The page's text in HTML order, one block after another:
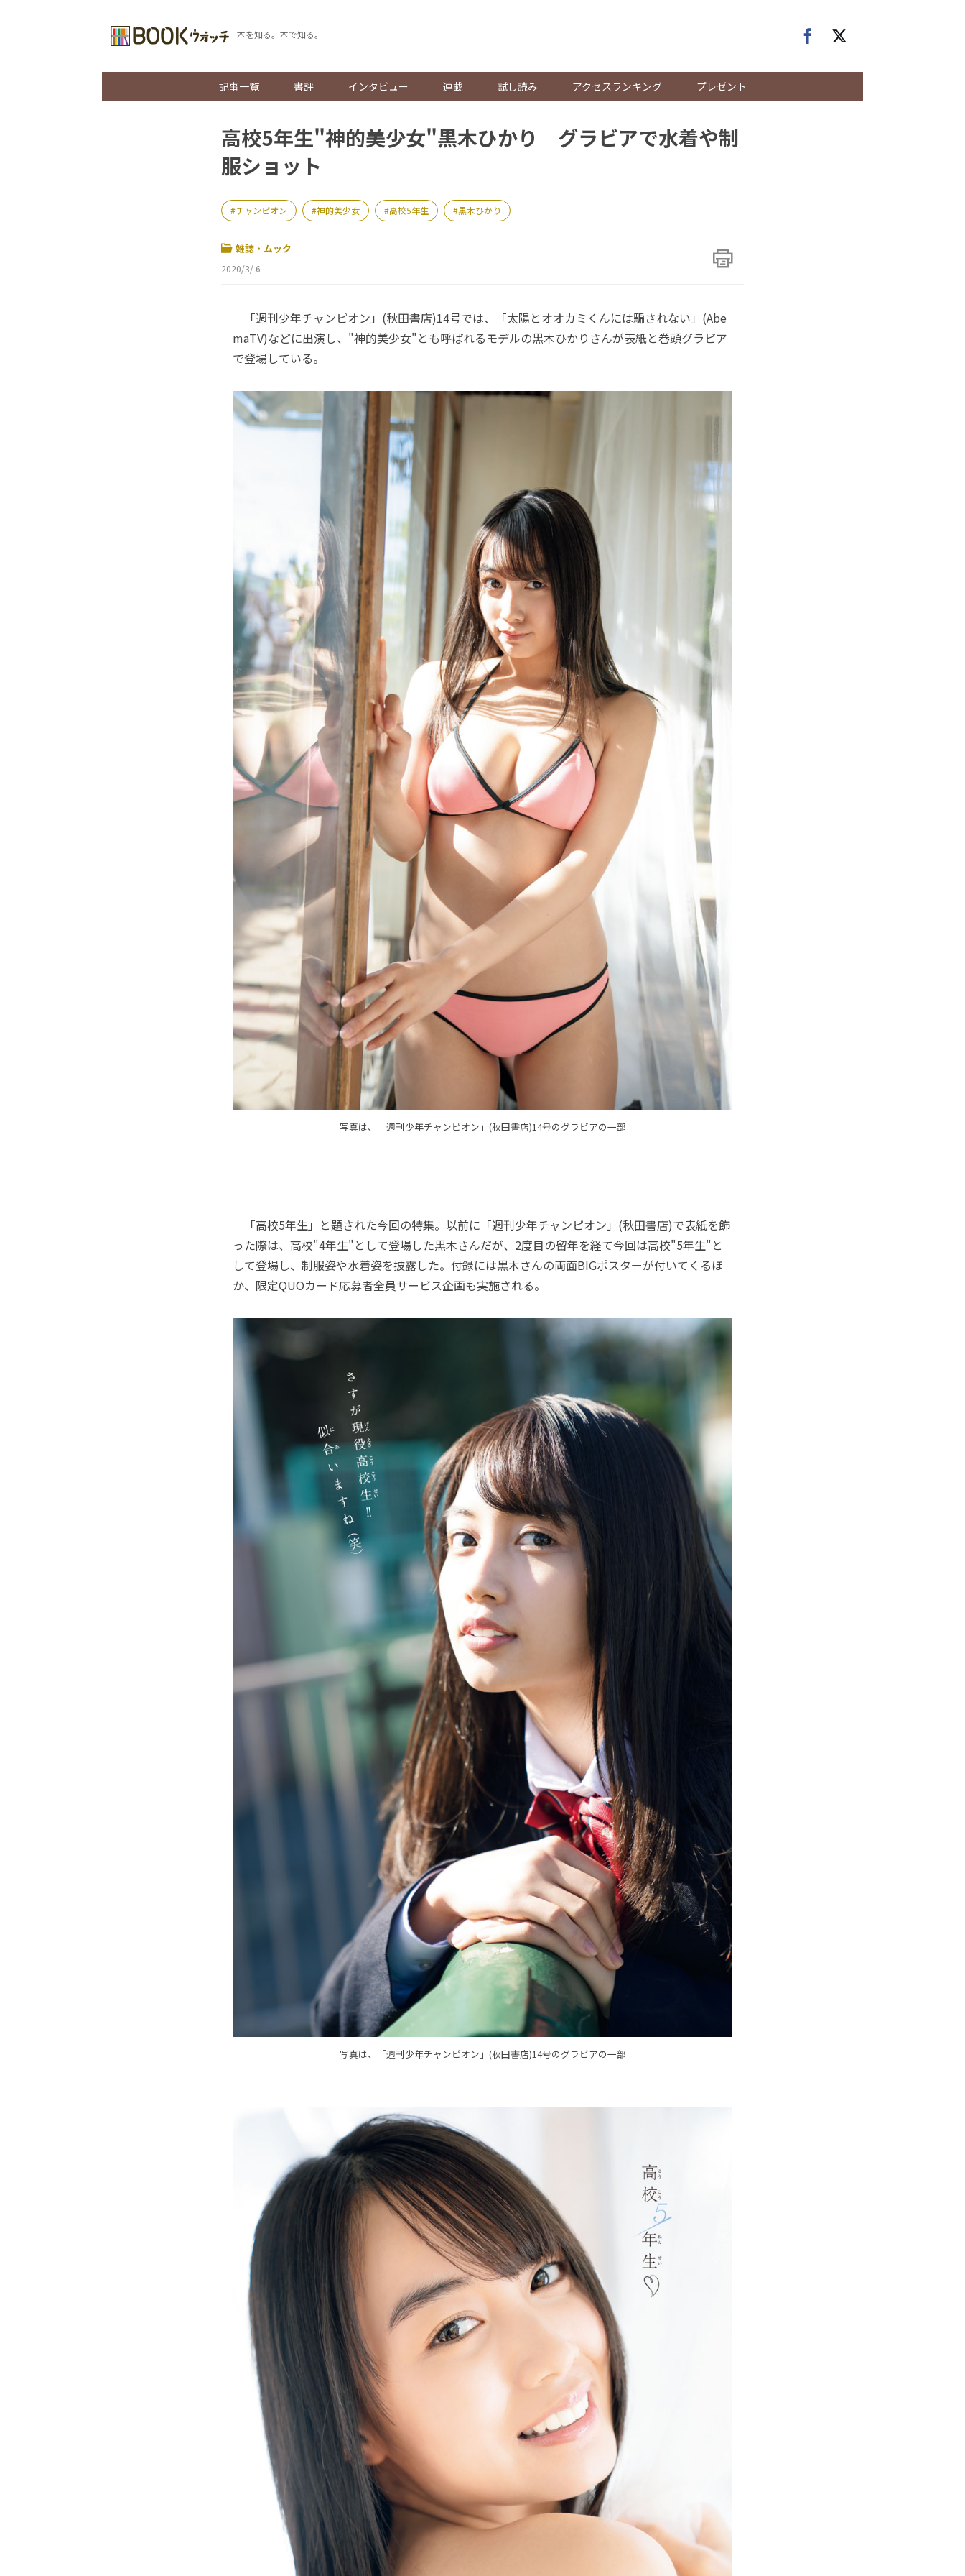
本を知る。本で知る。
記事一覧 書評 インタビュー 連載 試し読み アクセスランキング プレゼント
高校5年生"神的美少女"黒木ひかり グラビアで水着や制
服ショット
チャンピオン 神的美少女 高校5年生 黒木ひかり
雑誌・ムック
2020/3/ 6
「週刊少年チャンピオン」(秋田書店)14号では、「太陽とオオカミくんには騙されない」(Abe
maTV)などに出演し、"神的美少女"とも呼ばれるモデルの黒木ひかりさんが表紙と巻頭グラビア
で登場している。
写真は、「週刊少年チャンピオン」(秋田書店)14号のグラビアの一部
「高校5年生」と題された今回の特集。以前に「週刊少年チャンピオン」(秋田書店)で表紙を飾
った際は、高校"4年生"として登場した黒木さんだが、2度目の留年を経て今回は高校"5年生"と
して登場し、制服姿や水着姿を披露した。付録には黒木さんの両面BIGポスターが付いてくるほ
か、限定QUOカード応募者全員サービス企画も実施される。
写真は、「週刊少年チャンピオン」(秋田書店)14号のグラビアの一部